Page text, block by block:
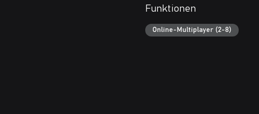
Funktionen
Online-Multiplayer (2-8)